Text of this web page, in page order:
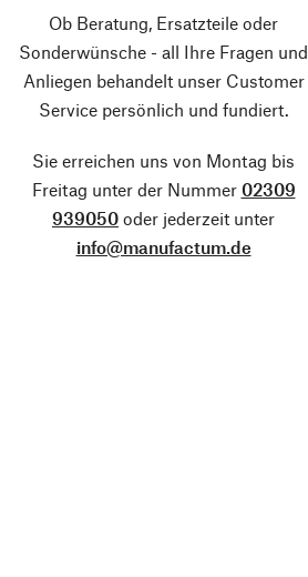
Ob Beratung, Ersatzteile oder
Sonderwünsche - all Ihre Fragen und
Anliegen behandelt unser Customer
Service persönlich und fundiert.
Sie erreichen uns von Montag bis
Freitag unter der Nummer 02309
939050 oder jederzeit unter
info@manufactum.de